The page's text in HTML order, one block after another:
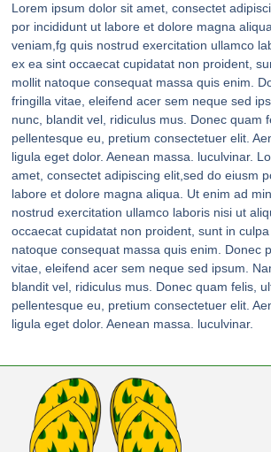
Lorem ipsum dolor sit amet, consectet
por incididunt ut labore et dolore magna
veniam,fg quis nostrud exercitation ullamco
ex ea sint occaecat cupidatat non proident,
mollit natoque consequat massa quis enim.
fringilla vitae, eleifend acer sem neque sed
nunc, blandit vel, ridiculus mus. Donec quam
pellentesque eu, pretium consectetuer elit.
ligula eget dolor. Aenean massa. luculvinar.
amet, consectet adipiscing elit,sed do eiusm
labore et dolore magna aliqua. Ut enim ad
nostrud exercitation ullamco laboris nisi ut
occaecat cupidatat non proident, sunt in
natoque consequat massa quis enim. Donec
vitae, eleifend acer sem neque sed ipsum.
blandit vel, ridiculus mus. Donec quam felis,
pellentesque eu, pretium consectetuer elit.
ligula eget dolor. Aenean massa. luculvinar.